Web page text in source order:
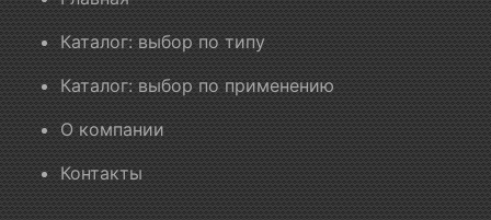
Каталог: выбор по типу
Каталог: выбор по применению
О компании
Контакты